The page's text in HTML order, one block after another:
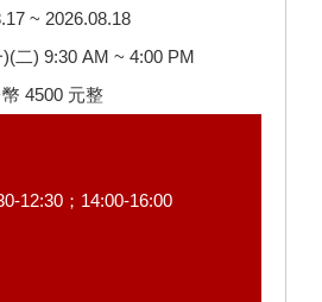
~ 2026.08.18
)(二) 9:30 AM ~ 4:00 PM
4500 元整
12:30；14:00-16:00